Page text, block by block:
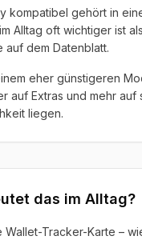
kompatibel gehört in
Alltag oft wichtiger ist
auf dem Datenblatt.
eher günstigeren
auf Extras und mehr auf
liegen.
das im Alltag?
Wallet-Tracker-Karte –